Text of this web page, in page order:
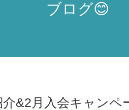
ブログ😊
&2月入会キャンペ